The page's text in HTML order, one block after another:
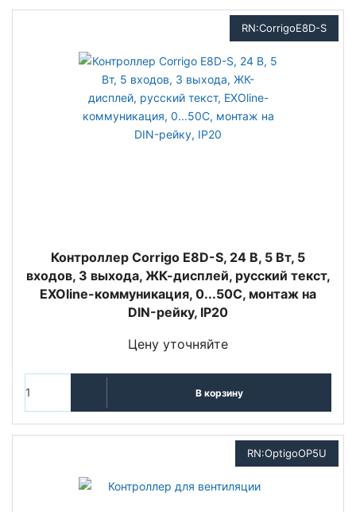
RN:CorrigoЕ8D-S
Контроллер Corrigo Е8D-S, 24 В, 5 Вт, 5
входов, 3 выхода, ЖК-дисплей, русский текст,
EXOline-коммуникация, 0...50С, монтаж на
DIN-рейку, IP20
Цену уточняйте
В корзину
RN:OptigoOP5U